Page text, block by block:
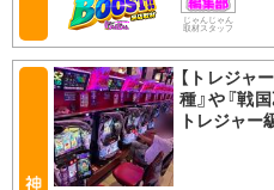
じゃんじゃん
取材スタッフ
【トレジャ
種』や『戦
トレジャー